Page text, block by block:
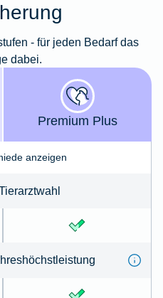
- für jeden Bedarf das
dabei.
Premium Plus
anzeigen